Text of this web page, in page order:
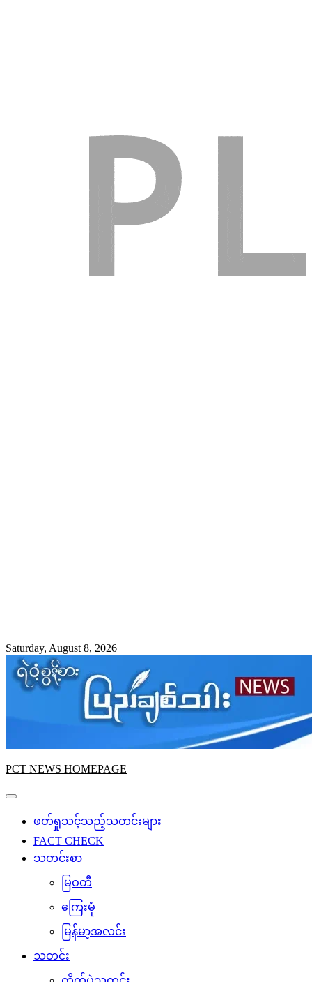
Saturday, August 8, 2026
PCT NEWS HOMEPAGE
ဖတ်ရှုသင့်သည့်သတင်းများ
FACT CHECK
သတင်းစာ
မြဝတီ
ကြေးမုံ
မြန်မာ့အလင်း
သတင်း